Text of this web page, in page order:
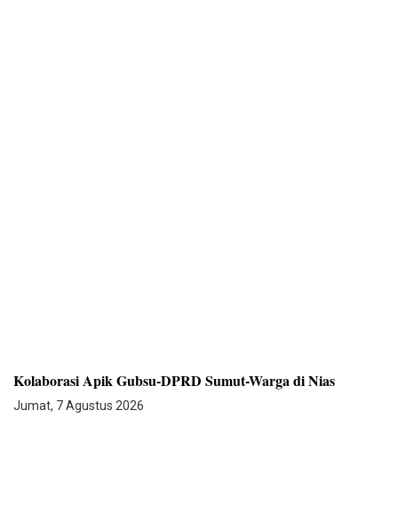
Kolaborasi Apik Gubsu-DPRD Sumut-Warga di Nias
Jumat, 7 Agustus 2026